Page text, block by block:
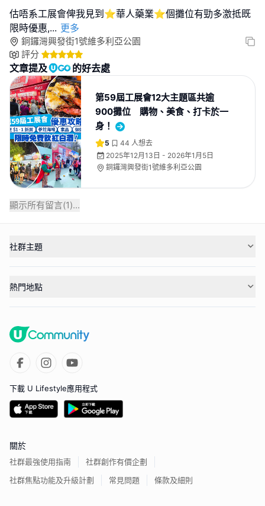
估唔系工展會俾我見到⭐️華人藥業⭐️個攤位有勁多激抵既
限時優惠,... 更多
銅鑼灣興發街1號維多利亞公園
評分
文章提及 的好去處
第59屆工展會12大主題區共逾
900攤位 購物、美食、打卡於一
身！
5 44 人想去
2025年12月13日 - 2026年1月5日
銅鑼灣興發街1號維多利亞公園
顯示所有留言(1)...
社群主題
熱門地點
下載 U Lifestyle應用程式
關於
社群最強使用指南
社群創作有價企劃
社群焦點功能及升級計劃
常見問題 條款及細則